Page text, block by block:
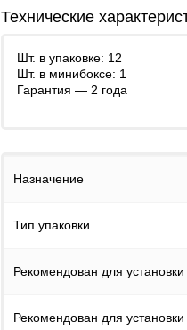
Технические
Шт. в упаковке: 12
Шт. в минибоксе: 1
Гарантия — 2 года
Назначение
Тип упаковки
Рекомендован для
Рекомендован для